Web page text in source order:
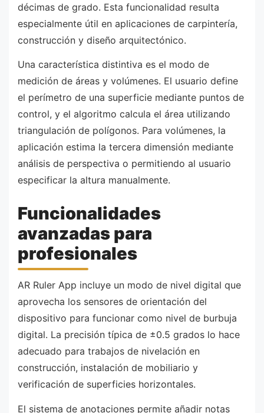
décimas de grado. Esta funcionalidad resulta
especialmente útil en aplicaciones de carpintería,
construcción y diseño arquitectónico.
Una característica distintiva es el modo de
medición de áreas y volúmenes. El usuario define
el perímetro de una superficie mediante puntos de
control, y el algoritmo calcula el área utilizando
triangulación de polígonos. Para volúmenes, la
aplicación estima la tercera dimensión mediante
análisis de perspectiva o permitiendo al usuario
especificar la altura manualmente.
Funcionalidades
avanzadas para
profesionales
AR Ruler App incluye un modo de nivel digital que
aprovecha los sensores de orientación del
dispositivo para funcionar como nivel de burbuja
digital. La precisión típica de ±0.5 grados lo hace
adecuado para trabajos de nivelación en
construcción, instalación de mobiliario y
verificación de superficies horizontales.
El sistema de anotaciones permite añadir notas